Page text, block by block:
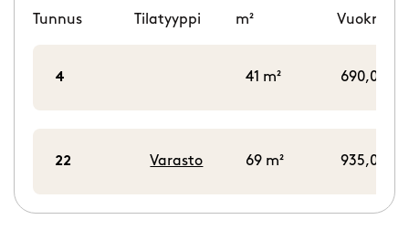
Tunnus Tilatyyppi m² Vuokra/
4 41 m² 690,00 €/
22 Varasto 69 m² 935,00 €/